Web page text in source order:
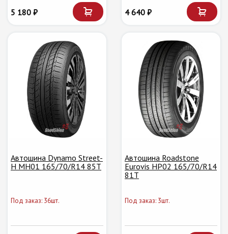
5 180 ₽ 4 640 ₽
Автошина Dynamo Street-
H MH01 165/70/R14 85T
Под заказ: 36шт.
Автошина Roadstone
Eurovis HP02 165/70/R14
81T
Под заказ: 3шт.